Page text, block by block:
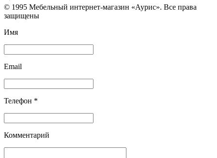
© 1995 Мебельный интернет-магазин «Аурис». Все права
защищены
Имя
Email
Телефон *
Комментарий